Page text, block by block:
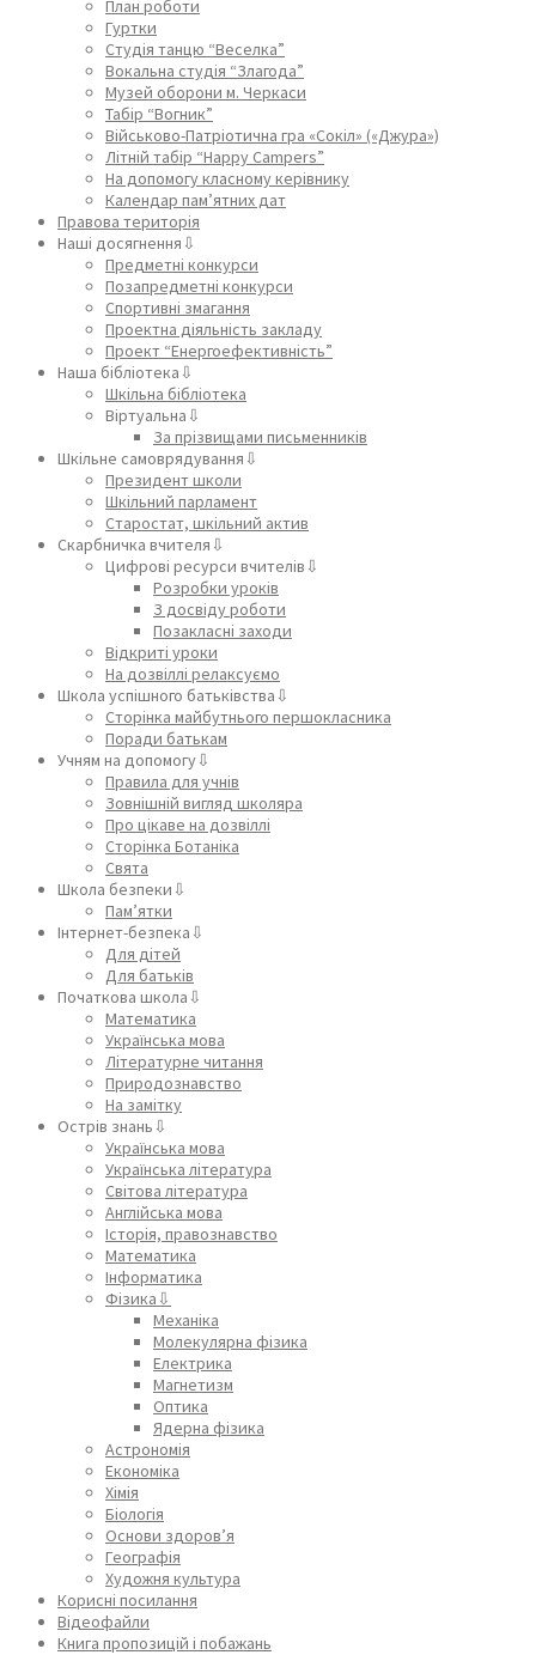
План роботи
Гуртки
Студія танцю “Веселка”
Вокальна студія “Злагода”
Музей оборони м. Черкаси
Табір “Вогник”
Військово-Патріотична гра «Сокіл» («Джура»)
Літній табір “Happy Campers”
На допомогу класному керівнику
Календар пам’ятних дат
Правова територія
Наші досягнення⇩
Предметні конкурси
Позапредметні конкурси
Спортивні змагання
Проектна діяльність закладу
Проект “Енергоефективність”
Наша бібліотека⇩
Шкільна бібліотека
Віртуальна⇩
За прізвищами письменників
Шкільне самоврядування⇩
Президент школи
Шкільний парламент
Старостат, шкільний актив
Скарбничка вчителя⇩
Цифрові ресурси вчителів⇩
Розробки уроків
З досвіду роботи
Позакласні заходи
Відкриті уроки
На дозвіллі релаксуємо
Школа успішного батьківства⇩
Сторінка майбутнього першокласника
Поради батькам
Учням на допомогу⇩
Правила для учнів
Зовнішній вигляд школяра
Про цікаве на дозвіллі
Сторінка Ботаніка
Свята
Школа безпеки⇩
Пам’ятки
Інтернет-безпека⇩
Для дітей
Для батьків
Початкова школа⇩
Математика
Українська мова
Літературне читання
Природознавство
На замітку
Острів знань⇩
Українська мова
Українська література
Світова література
Англійська мова
Історія, правознавство
Математика
Інформатика
Фізика⇩
Механіка
Молекулярна фізика
Електрика
Магнетизм
Оптика
Ядерна фізика
Астрономія
Економіка
Хімія
Біологія
Основи здоров’я
Географія
Художня культура
Корисні посилання
Відеофайли
Книга пропозицій і побажань